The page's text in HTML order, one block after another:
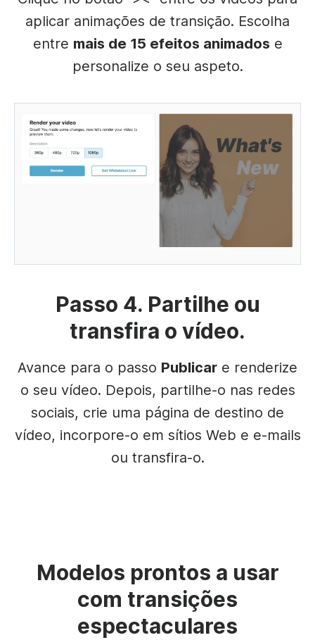
aplicar animações de transição. Escolha
entre mais de 15 efeitos animados e
personalize o seu aspeto.
Passo 4. Partilhe ou
transfira o vídeo.
Avance para o passo Publicar e renderize
o seu vídeo. Depois, partilhe-o nas redes
sociais, crie uma página de destino de
vídeo, incorpore-o em sítios Web e e-mails
ou transfira-o.
Modelos prontos a usar
com transições
espectaculares